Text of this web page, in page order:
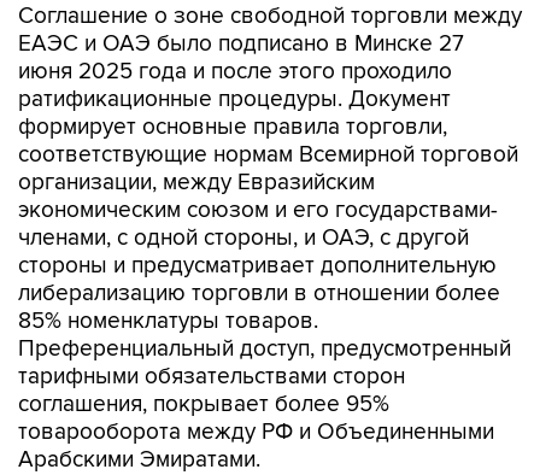
Соглашение о зоне свободной торговли между
ЕАЭС и ОАЭ было подписано в Минске 27
июня 2025 года и после этого проходило
ратификационные процедуры. Документ
формирует основные правила торговли,
соответствующие нормам Всемирной торговой
организации, между Евразийским
экономическим союзом и его государствами-
членами, с одной стороны, и ОАЭ, с другой
стороны и предусматривает дополнительную
либерализацию торговли в отношении более
85% номенклатуры товаров.
Преференциальный доступ, предусмотренный
тарифными обязательствами сторон
соглашения, покрывает более 95%
товарооборота между РФ и Объединенными
Арабскими Эмиратами.